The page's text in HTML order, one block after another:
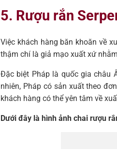
5. Rượu rắn
Việc khách hàng băn khoăn về
thậm chí là giả mạo xuất xứ
Đặc biệt Pháp là quốc gia châu
nhiên, Pháp có sản xuất theo
khách hàng có thể yên tâm về
Dưới đây là hình ảnh chai rượu